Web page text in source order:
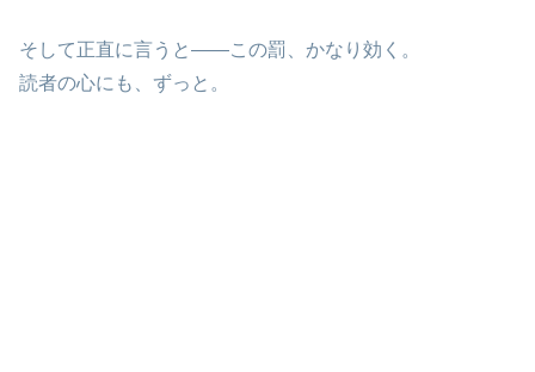
そして正直に言うと――この罰、かなり効く。
読者の心にも、ずっと。